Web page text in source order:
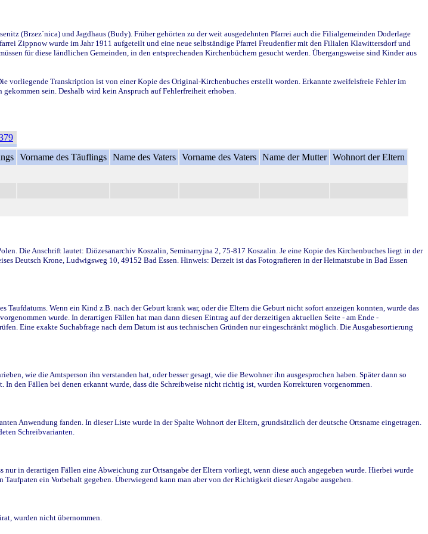
(Brzez`nica) und Jagdhaus (Budy). Früher gehörten zu der weit ausgedehnten Pfarrei auch die Filialgemeinden Doderlage
Zippnow wurde im Jahr 1911 aufgeteilt und eine neue selbständige Pfarrei Freudenfier mit den Filialen Klawittersdorf und
für diese ländlichen Gemeinden, in den entsprechenden Kirchenbüchern gesucht werden. Übergangsweise sind Kinder aus
vorliegende Transkription ist von einer Kopie des Original-Kirchenbuches erstellt worden. Erkannte zweifelsfreie Fehler im
sein. Deshalb wird kein Anspruch auf Fehlerfreiheit erhoben.
Vorname des Täuflings Name des Vaters Vorname des Vaters Name der Mutter Wohnort der Eltern
Die Anschrift lautet: Diözesanarchiv Koszalin, Seminarryjna 2, 75-817 Koszalin. Je eine Kopie des Kirchenbuches liegt in der
Deutsch Krone, Ludwigsweg 10, 49152 Bad Essen. Hinweis: Derzeit ist das Fotografieren in der Heimatstube in Bad Essen
Wenn ein Kind z.B. nach der Geburt krank war, oder die Eltern die Geburt nicht sofort anzeigen konnten, wurde das
wurde. In derartigen Fällen hat man dann diesen Eintrag auf der derzeitigen aktuellen Seite - am Ende -
Eine exakte Suchabfrage nach dem Datum ist aus technischen Gründen nur eingeschränkt möglich. Die Ausgabesortierung
wie die Amtsperson ihn verstanden hat, oder besser gesagt, wie die Bewohner ihn ausgesprochen haben. Später dann so
den Fällen bei denen erkannt wurde, dass die Schreibweise nicht richtig ist, wurden Korrekturen vorgenommen.
Anwendung fanden. In dieser Liste wurde in der Spalte Wohnort der Eltern, grundsätzlich der deutsche Ortsname eingetragen.
Schreibvarianten.
in derartigen Fällen eine Abweichung zur Ortsangabe der Eltern vorliegt, wenn diese auch angegeben wurde. Hierbei wurde
ein Vorbehalt gegeben. Überwiegend kann man aber von der Richtigkeit dieser Angabe ausgehen.
wurden nicht übernommen.